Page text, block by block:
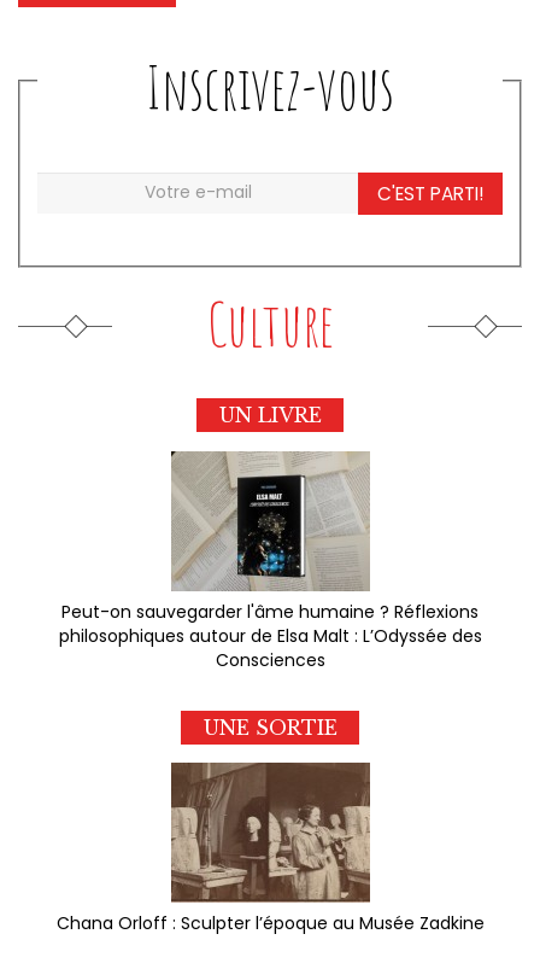
Inscrivez-vous
C'EST PARTI!
Culture
UN LIVRE
Peut-on sauvegarder l'âme humaine ? Réflexions
philosophiques autour de Elsa Malt : L’Odyssée des
Consciences
UNE SORTIE
Chana Orloff : Sculpter l’époque au Musée Zadkine